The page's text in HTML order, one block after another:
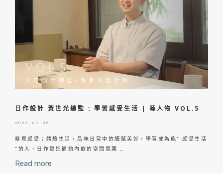
日作設計 黃世光總監 : 學習感受生活 | 睦人物 VOL.5
2023-07-25
察覺感受；體驗生活，品味日常中的細膩美好，學習成為能“ 感受生活
“的人。日作營造簡約內斂的空間氛圍 …
Read more